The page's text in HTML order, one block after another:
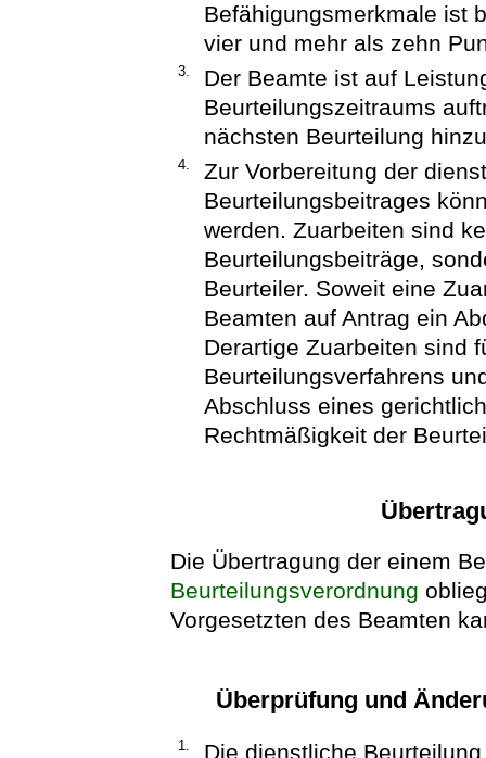
Befähigungsmerkmale ist
vier und mehr als zehn
3.
Der Beamte ist auf
Beurteilungszeitraums
nächsten Beurteilung
4.
Zur Vorbereitung der
Beurteilungsbeitrages
werden. Zuarbeiten sind
Beurteilungsbeiträge,
Beurteiler. Soweit eine
Beamten auf Antrag ein
Derartige Zuarbeiten sind
Beurteilungsverfahrens
Abschluss eines
Rechtmäßigkeit der
Die Übertragung der einem
Beurteilungsverordnung
Vorgesetzten des Beamten
Überprüfung und
1.
Die dienstliche